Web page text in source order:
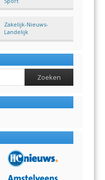
Zakelijk-Nieuws-
Landelijk